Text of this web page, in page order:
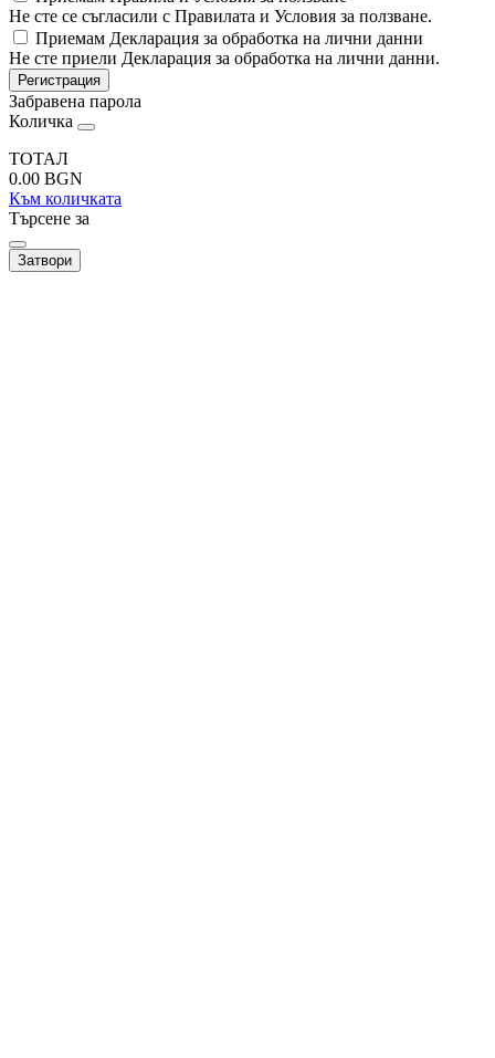
Не сте се съгласили с Правилата и Условия за ползване.
Приемам Декларация за обработка на лични данни
Не сте приели Декларация за обработка на лични данни.
Регистрация
Забравена парола
Количка
ТОТАЛ
0.00 BGN
Към количката
Търсене за
Затвори